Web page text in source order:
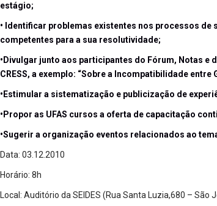
estágio;
• Identificar problemas existentes nos processos
competentes para a sua resolutividade;
•Divulgar junto aos participantes do Fórum, Notas e
CRESS, a exemplo: “Sobre a Incompatibilidade
•Estimular a sistematização e publicização de
•Propor as UFAS cursos a oferta de capacitação
•Sugerir a organização eventos relacionados ao
Data: 03.12.2010
Horário: 8h
Local: Auditório da SEIDES (Rua Santa Luzia,680 – São